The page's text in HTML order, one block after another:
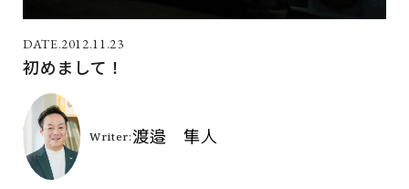
2012.11.23
初めまして！